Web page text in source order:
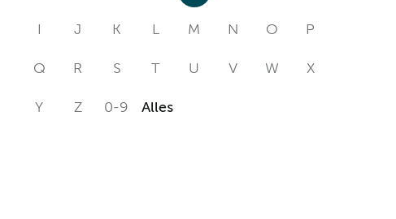
J K L M N O P
Q R S T U V W X
Y Z 0-9 Alles